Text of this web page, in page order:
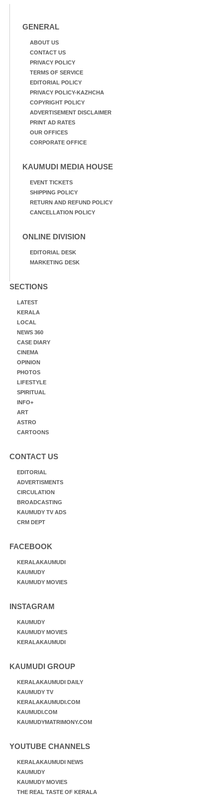
GENERAL
ABOUT US
CONTACT US
PRIVACY POLICY
TERMS OF SERVICE
EDITORIAL POLICY
PRIVACY POLICY-KAZHCHA
COPYRIGHT POLICY
ADVERTISEMENT DISCLAIMER
PRINT AD RATES
OUR OFFICES
CORPORATE OFFICE
KAUMUDI MEDIA HOUSE
EVENT TICKETS
SHIPPING POLICY
RETURN AND REFUND POLICY
CANCELLATION POLICY
ONLINE DIVISION
EDITORIAL DESK
MARKETING DESK
SECTIONS
LATEST
KERALA
LOCAL
NEWS 360
CASE DIARY
CINEMA
OPINION
PHOTOS
LIFESTYLE
SPIRITUAL
INFO+
ART
ASTRO
CARTOONS
CONTACT US
EDITORIAL
ADVERTISMENTS
CIRCULATION
BROADCASTING
KAUMUDY TV ADS
CRM DEPT
FACEBOOK
KERALAKAUMUDI
KAUMUDY
KAUMUDY MOVIES
INSTAGRAM
KAUMUDY
KAUMUDY MOVIES
KERALAKAUMUDI
KAUMUDI GROUP
KERALAKAUMUDI DAILY
KAUMUDY TV
KERALAKAUMUDI.COM
KAUMUDI.COM
KAUMUDYMATRIMONY.COM
YOUTUBE CHANNELS
KERALAKAUMUDI NEWS
KAUMUDY
KAUMUDY MOVIES
THE REAL TASTE OF KERALA